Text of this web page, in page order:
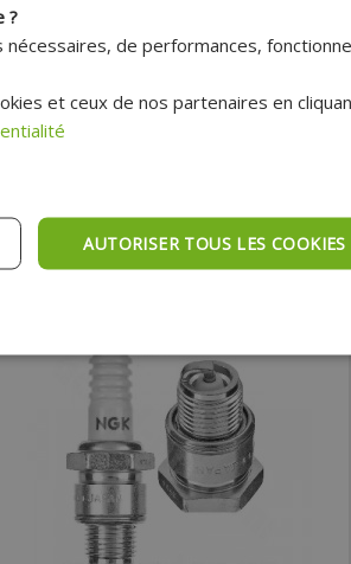
DE MAÎTRE-CYLINDRE DE FREIN ADAPTABLE
GRADUATIONS NIVEAU MAX/MIN ET
3.86 €
?
de performances,
et ceux de nos partenaires en
AUTORISER TOUS LES COOKIES